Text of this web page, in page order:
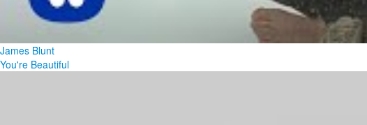
James Blunt
You're Beautiful